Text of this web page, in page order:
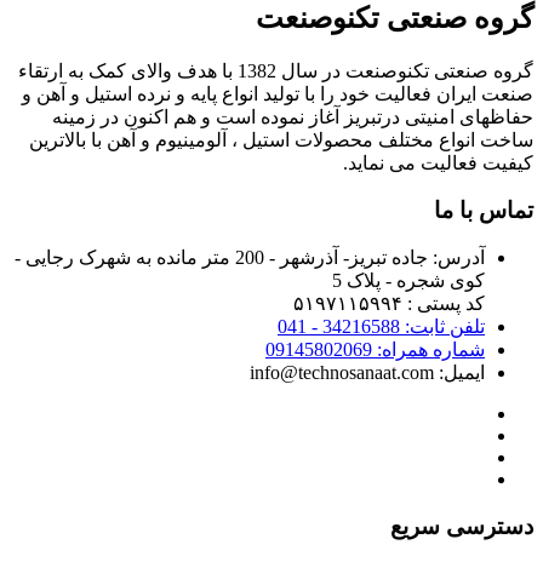
گروه صنعتی تکنوصنعت
گروه صنعتی تکنوصنعت در سال 1382 با هدف والای کمک به ارتقاء
صنعت ایران فعالیت خود را با تولید انواع پایه و نرده استیل و آهن و
حفاظهای امنیتی درتبریز آغاز نموده است و هم اکنون در زمینه
ساخت انواع مختلف محصولات استیل ، آلومینیوم و آهن با بالاترین
کیفیت فعالیت می نماید.
تماس با ما
آدرس:
جاده تبریز- آذرشهر - 200 متر مانده به شهرک رجایی -
کوی شجره - پلاک 5
کد پستی : ۵۱۹۷۱۱۵۹۹۴
تلفن ثابت: 34216588 - 041
شماره همراه: 09145802069
ایمیل: info@technosanaat.com
دسترسی سریع